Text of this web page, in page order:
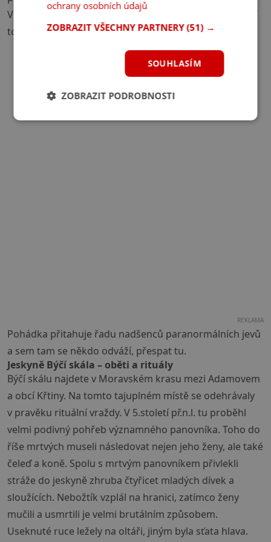
V roce 2010 se někdo pokusil Pohádku podpálit, ale její
torzo stojí dodnes.
REKLAMA
Pohádka přitahuje řadu nadšenců paranormálních jevů
a sem tam se někdo odváží, přespat tu.
Jeskyně Býčí skála – oběti a rituály
Býčí skálu najdete v Moravském krasu mezi Adamovem
a obcí Křtiny. Na tomto tajuplném místě se odehrávaly
v pravěku rituální vraždy. V 5.století př.n.l. tu proběhl
velmi podivný pohřeb významného panovníka. Toho do
říše mrtvých museli následovat nejen jeho ženy, ale také
čeleď a koně. Spolu s mrtvým panovníkem přivlekli
stráže do jeskyně zhruba čtyřicet mladých dívek a
sloužících. Nebožtík vzplál na hranici, zatímco ženy
mučili a usmrtili je velmi brutálním způsobem.
Useknuté ruce ležely na oltáři, jiným byla sťata hlava.
ochrany osobních údajů
ZOBRAZIT VŠECHNY PARTNERY(51) →
SOUHLASÍM
ZOBRAZIT PODROBNOSTI